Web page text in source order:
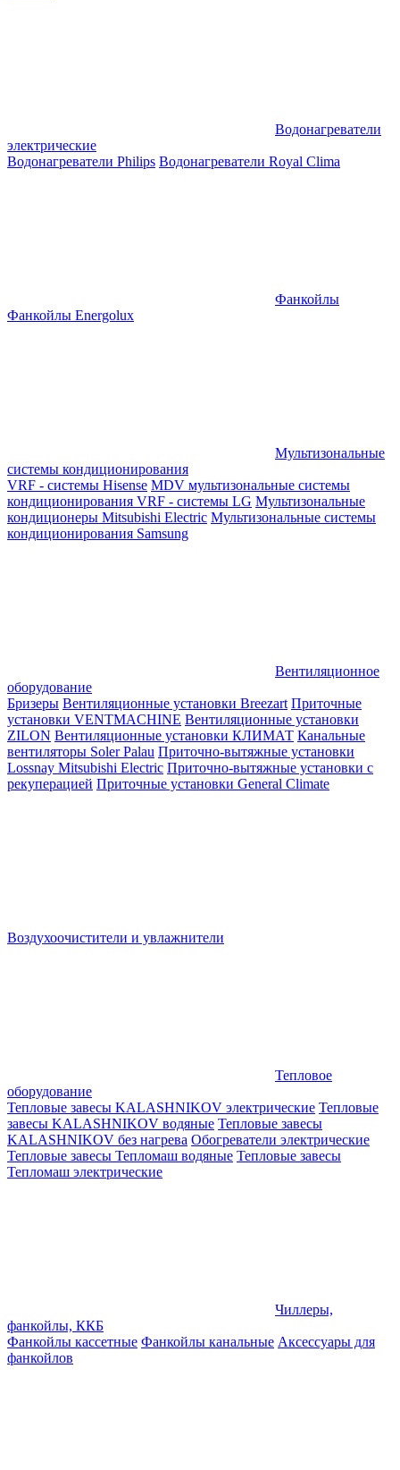
Водонагреватели
электрические
Водонагреватели Philips Водонагреватели Royal Clima
Фанкойлы
Фанкойлы Energolux
Мультизональные
системы кондиционирования
VRF - системы Hisense MDV мультизональные системы
кондиционирования VRF - системы LG Мультизональные
кондиционеры Mitsubishi Electric Мультизональные системы
кондиционирования Samsung
Вентиляционное
оборудование
Бризеры Вентиляционные установки Breezart Приточные
установки VENTMACHINE Вентиляционные установки
ZILON Вентиляционные установки КЛИМАТ Канальные
вентиляторы Soler Palau Приточно-вытяжные установки
Lossnay Mitsubishi Electric Приточно-вытяжные установки с
рекуперацией Приточные установки General Climate
Воздухоочистители и увлажнители
Тепловое
оборудование
Тепловые завесы KALASHNIKOV электрические Тепловые
завесы KALASHNIKOV водяные Тепловые завесы
KALASHNIKOV без нагрева Обогреватели электрические
Тепловые завесы Тепломаш водяные Тепловые завесы
Тепломаш электрические
Чиллеры,
фанкойлы, ККБ
Фанкойлы кассетные Фанкойлы канальные Аксессуары для
фанкойлов